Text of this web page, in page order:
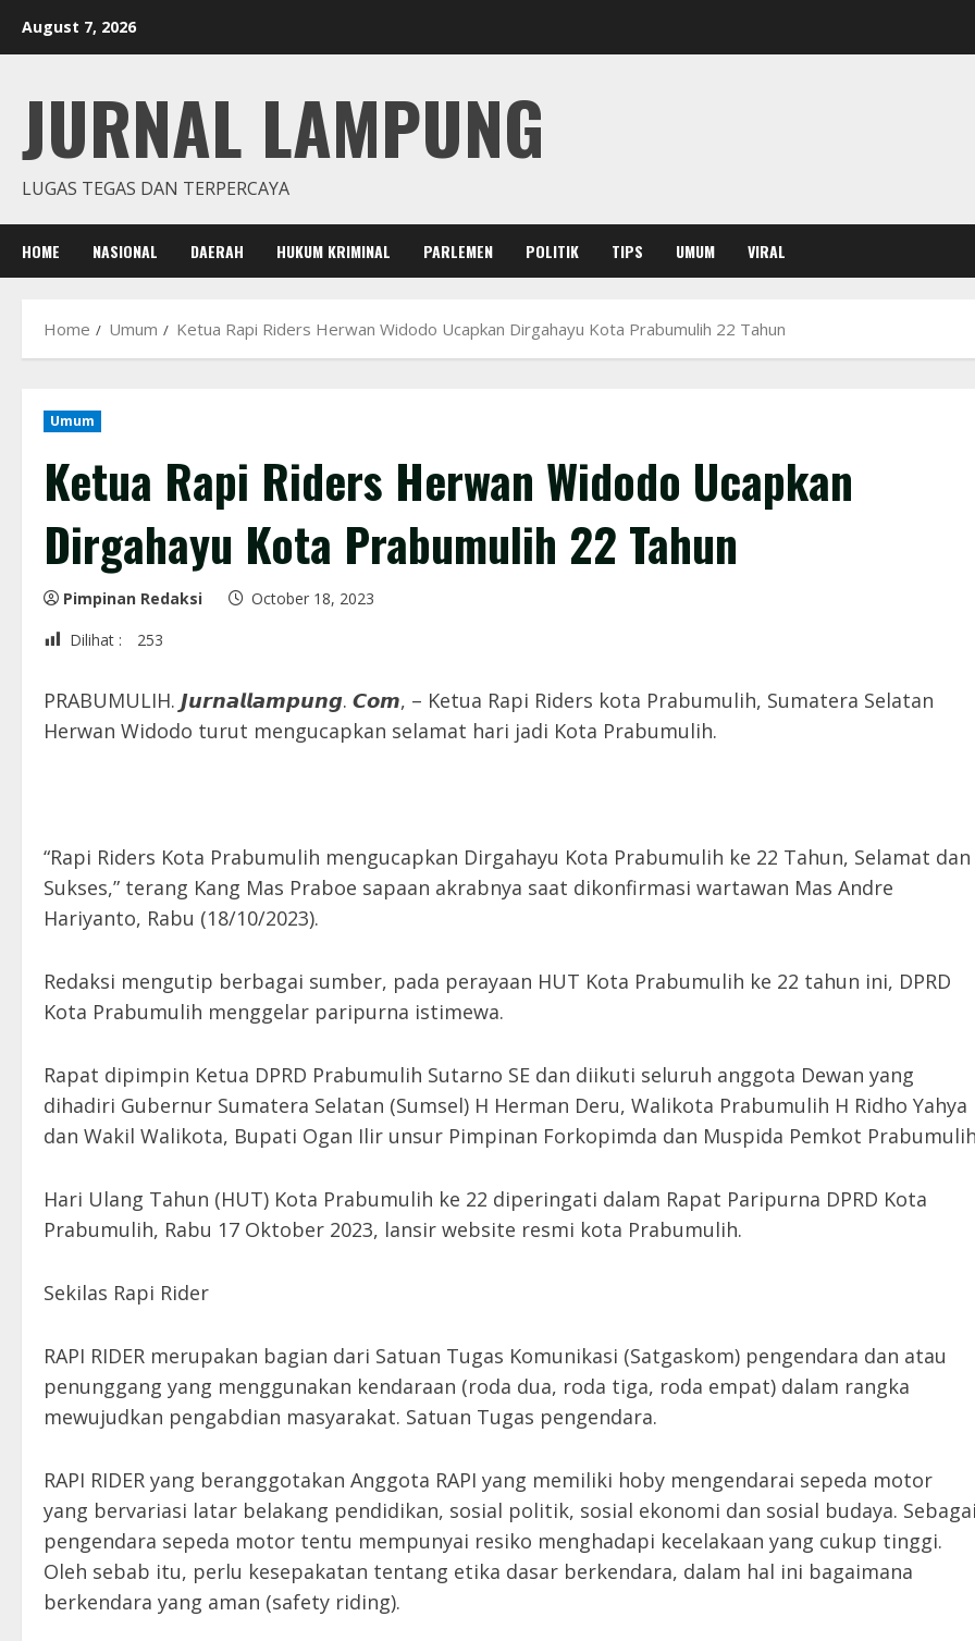
August 7, 2026
JURNAL LAMPUNG
LUGAS TEGAS DAN TERPERCAYA
HOME NASIONAL DAERAH HUKUM KRIMINAL PARLEMEN POLITIK TIPS UMUM VIRAL
Home Umum Ketua Rapi Riders Herwan Widodo Ucapkan Dirgahayu Kota Prabumulih 22 Tahun
Umum
Ketua Rapi Riders Herwan Widodo Ucapkan
Dirgahayu Kota Prabumulih 22 Tahun
Pimpinan Redaksi
October 18, 2023
Dilihat :
253
PRABUMULIH. 𝙅𝙪𝙧𝙣𝙖𝙡𝙡𝙖𝙢𝙥𝙪𝙣𝙜. 𝘾𝙤𝙢, – Ketua Rapi Riders kota Prabumulih, Sumatera Selatan
Herwan Widodo turut mengucapkan selamat hari jadi Kota Prabumulih.
“Rapi Riders Kota Prabumulih mengucapkan Dirgahayu Kota Prabumulih ke 22 Tahun, Selamat dan
Sukses,” terang Kang Mas Praboe sapaan akrabnya saat dikonfirmasi wartawan Mas Andre
Hariyanto, Rabu (18/10/2023).
Redaksi mengutip berbagai sumber, pada perayaan HUT Kota Prabumulih ke 22 tahun ini, DPRD
Kota Prabumulih menggelar paripurna istimewa.
Rapat dipimpin Ketua DPRD Prabumulih Sutarno SE dan diikuti seluruh anggota Dewan yang
dihadiri Gubernur Sumatera Selatan (Sumsel) H Herman Deru, Walikota Prabumulih H Ridho Yahya
dan Wakil Walikota, Bupati Ogan Ilir unsur Pimpinan Forkopimda dan Muspida Pemkot
Hari Ulang Tahun (HUT) Kota Prabumulih ke 22 diperingati dalam Rapat Paripurna DPRD Kota
Prabumulih, Rabu 17 Oktober 2023, lansir website resmi kota Prabumulih.
Sekilas Rapi Rider
RAPI RIDER merupakan bagian dari Satuan Tugas Komunikasi (Satgaskom) pengendara dan atau
penunggang yang menggunakan kendaraan (roda dua, roda tiga, roda empat) dalam rangka
mewujudkan pengabdian masyarakat. Satuan Tugas pengendara.
RAPI RIDER yang beranggotakan Anggota RAPI yang memiliki hoby mengendarai sepeda motor
yang bervariasi latar belakang pendidikan, sosial politik, sosial ekonomi dan sosial budaya.
pengendara sepeda motor tentu mempunyai resiko menghadapi kecelakaan yang cukup tinggi.
Oleh sebab itu, perlu kesepakatan tentang etika dasar berkendara, dalam hal ini bagaimana
berkendara yang aman (safety riding).